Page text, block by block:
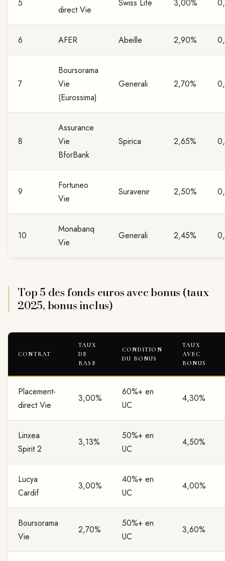
5
direct Vie
Swiss Life 3,00%
6 AFER Abeille 2,90%
7
Boursorama
Vie
(Eurossima)
Generali 2,70%
8
Assurance
Vie
BforBank
Spirica 2,65%
9
Fortuneo
Vie
Suravenir 2,50%
10
Monabanq
Vie
Generali 2,45%
Top 5 des fonds euros avec bonus (taux
2025, bonus inclus)
CONTRAT
TAUX
DE
BASE
CONDITION
DU BONUS
TAUX
AVEC
BONUS
Placement-
direct Vie
3,00%
60%+ en
UC
4,30%
Linxea
Spirit 2
3,13%
50%+ en
UC
4,50%
Lucya
Cardif
3,00%
40%+ en
UC
4,00%
Boursorama
Vie
2,70%
50%+ en
UC
3,60%